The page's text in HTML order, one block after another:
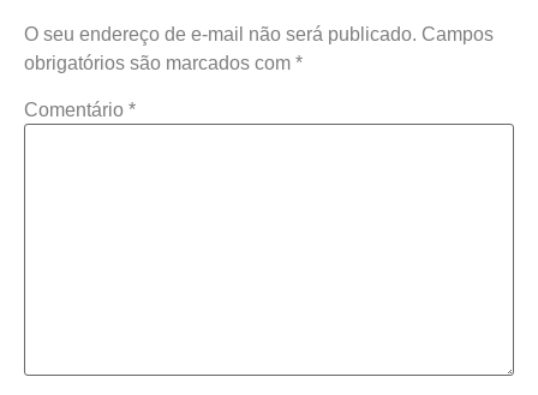
O seu endereço de e-mail não será publicado. Campos
obrigatórios são marcados com *
Comentário *